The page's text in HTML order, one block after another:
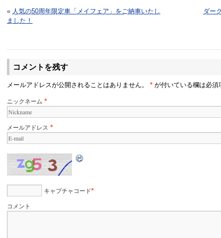
« 人気の50周年限定車「メイフェア」をご納車いたし
ました！
ダー
コメントを残す
メールアドレスが公開されることはありません。 * が付いている欄は必須
ニックネーム *
メールアドレス *
キャプチャコード*
コメント